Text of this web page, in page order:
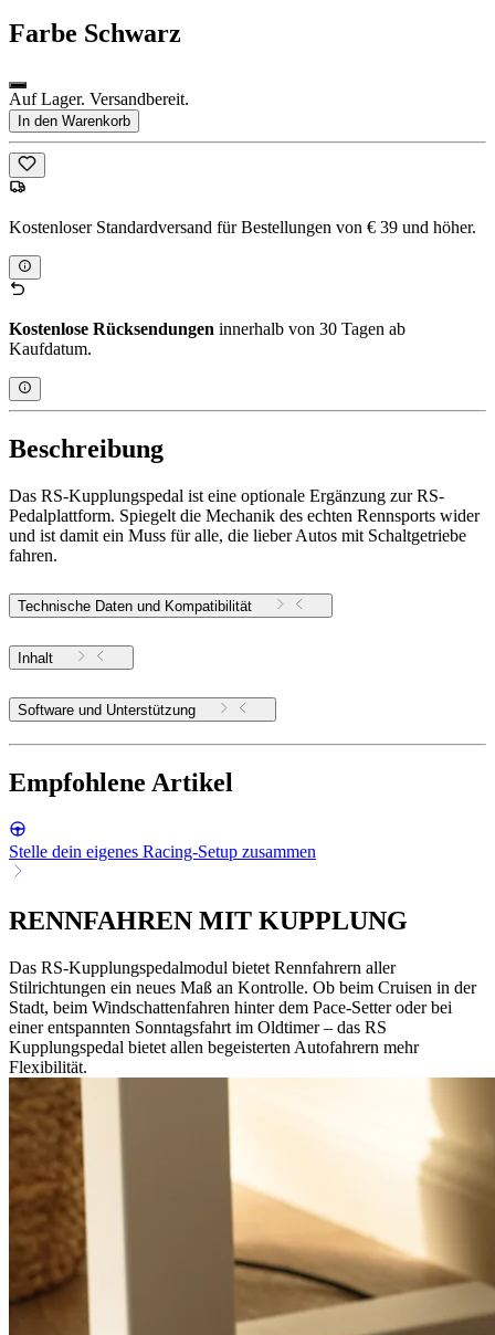
Farbe Schwarz
Auf Lager. Versandbereit.
In den Warenkorb
Kostenloser Standardversand für Bestellungen von € 39 und höher.
Kostenlose Rücksendungen innerhalb von 30 Tagen ab
Kaufdatum.
Beschreibung
Das RS-Kupplungspedal ist eine optionale Ergänzung zur RS-
Pedalplattform. Spiegelt die Mechanik des echten Rennsports wider
und ist damit ein Muss für alle, die lieber Autos mit Schaltgetriebe
fahren.
Technische Daten und Kompatibilität
Inhalt
Software und Unterstützung
Empfohlene Artikel
Stelle dein eigenes Racing-Setup zusammen
RENNFAHREN MIT KUPPLUNG
Das RS-Kupplungspedalmodul bietet Rennfahrern aller
Stilrichtungen ein neues Maß an Kontrolle. Ob beim Cruisen in der
Stadt, beim Windschattenfahren hinter dem Pace-Setter oder bei
einer entspannten Sonntagsfahrt im Oldtimer – das RS
Kupplungspedal bietet allen begeisterten Autofahrern mehr
Flexibilität.